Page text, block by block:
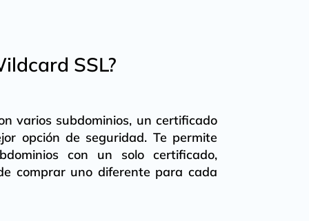
SSL?
varios subdominios, un certificado
opción de seguridad. Te permite
con un solo certificado,
comprar uno diferente para cada